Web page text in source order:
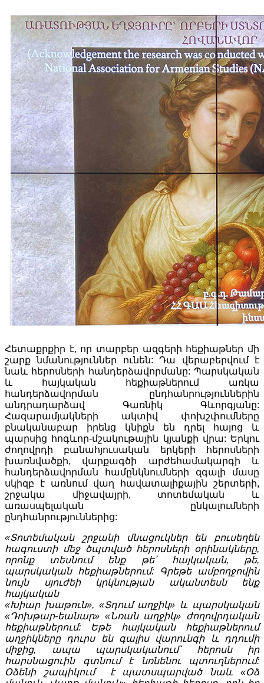
Հետաքրքիր է, որ տարբեր ազգերի հեքիաթներ մի
շարք նմանություններ ունեն: Դա վերաբերվում է
նաև հերոսների հանդերձավորմանը: Պարսկական
և հայկական հեքիաթներում առկա
հանդերձավորման ընդհանրություններին
անդրադարձավ Գառնիկ Գևորգյանը:
Հազարամյակների ակտիվ փոխշփումները
բնականաբար իրենց կնիքն են դրել հայոց և
պարսից հոգևոր-մշակութային կյանքի վրա: Երկու
ժողովրդի բանահյուսական երկերի հերոսների
խառնվածքի, վարքագծի արժեհամակարգի և
հանդերձավորման համընկնումների զգալի մասը
սկիզբ է առնում վաղ հավատալիքային շերտերի,
շրջակա միջավայրի, տոտեմական և
առասպելական ընկալումների
ընդհանրություններից:
«Տոտեմական շրջանի մնացուկներ են բուսեղեն
հագուստի մեջ ծպտված հերոսների օրինակները,
որոնք տեսնում ենք թե՛ հայկական, թե,
պարսկական հեքիաթներում: Գրեթե ամբողջովին
նույն սյուժեի կրկնության ականտեսն ենք
հայկական
«Խիար խաթուն», «Տդում աղջիկ» և պարսկական
«Դոխթար-եանար» «Նռան աղջիկ» ժողովրդական
հեքիաթներում: Եթե հայկական հեքիաթներում
աղջիկները դուրս են գալիս վարունգի և դդումի
միջից, ապա պարսկականում՝ հերոսն իր
հարսնացուին գտնում է նռնենու պտուղներում:
Օձենի շապիկում է պատսպարված նաև «Օձ